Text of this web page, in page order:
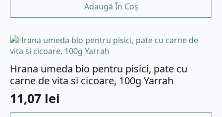
Adaugă În Coș
Hrana umeda bio pentru pisici, pate cu
carne de vita si cicoare, 100g Yarrah
11,07 lei